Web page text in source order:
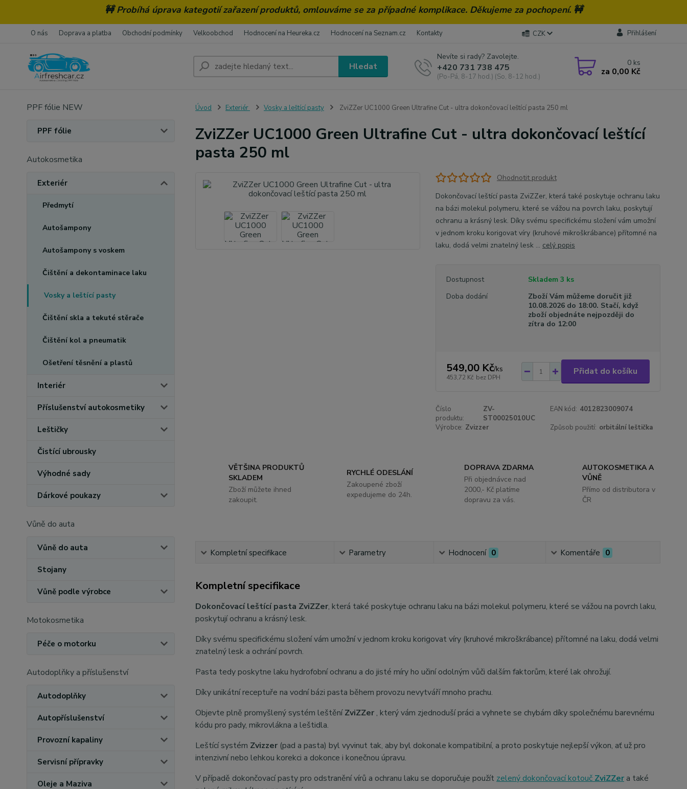
🚧 Probíhá úprava kategotií zařazení produktů, omlouváme se za případné komplikace. Děkujeme za pochopení. 🚧
O nás Doprava a platba Obchodní podmínky Velkoobchod Hodnocení na Heureka.cz Hodnocení na Seznam.cz Kontakty CZK Přihlášení
Hledat
Nevíte si rady? Zavolejte.
+420 731 738 475
(Po-Pá, 8-17 hod.) (So, 8-12 hod.)
0 ks
za 0,00 Kč
PPF fólie NEW
PPF fólie
Autokosmetika
Exteriér
Předmytí
Autošampony
Autošampony s voskem
Čištění a dekontaminace laku
Vosky a leštící pasty
Čištění skla a tekuté stěrače
Čištění kol a pneumatik
Ošetření těsnění a plastů
Interiér
Příslušenství autokosmetiky
Leštičky
Čistící ubrousky
Výhodné sady
Dárkové poukazy
Vůně do auta
Vůně do auta
Stojany
Vůně podle výrobce
Motokosmetika
Péče o motorku
Autodoplňky a příslušenství
Autodoplňky
Autopříslušenství
Provozní kapaliny
Servisní přípravky
Oleje a Maziva
Úvod Exteriér Vosky a leštící pasty ZviZZer UC1000 Green Ultrafine Cut - ultra dokončovací leštící pasta 250 ml
ZviZZer UC1000 Green Ultrafine Cut - ultra dokončovací leštící
pasta 250 ml
Ohodnotit produkt
Dokončovací leštící pasta ZviZZer, která také poskytuje ochranu laku
na bázi molekul polymeru, které se vážou na povrch laku, poskytují
ochranu a krásný lesk. Díky svému specifickému složení vám umožní
v jednom kroku korigovat víry (kruhové mikroškrábance) přítomné na
laku, dodá velmi znatelný lesk ... celý popis
Dostupnost
Skladem 3 ks
Doba dodání
Zboží Vám můžeme doručit již
10.08.2026 do 18:00. Stačí, když
zboží objednáte nejpozději do
zítra do 12:00
549,00 Kč/ks
453,72 Kč bez DPH
Přidat do košíku
Číslo
produktu:
ZV-
ST00025010UC
EAN kód: 4012823009074
Výrobce: Zvizzer Způsob použití: orbitální leštička
VĚTŠINA PRODUKTŮ
SKLADEM
Zboží můžete ihned
zakoupit.
RYCHLÉ ODESLÁNÍ
Zakoupené zboží
expedujeme do 24h.
DOPRAVA ZDARMA
Při objednávce nad
2000,- Kč platíme
dopravu za vás.
AUTOKOSMETIKA A
VŮNĚ
Přímo od distributora v
ČR
Kompletní specifikace Parametry Hodnocení 0 Komentáře 0
Kompletní specifikace
Dokončovací leštící pasta ZviZZer, která také poskytuje ochranu laku na bázi molekul polymeru, které se vážou na povrch laku,
poskytují ochranu a krásný lesk.
Díky svému specifickému složení vám umožní v jednom kroku korigovat víry (kruhové mikroškrábance) přítomné na laku, dodá velmi
znatelný lesk a ochrání povrch.
Pasta tedy poskytne laku hydrofobní ochranu a do jisté míry ho učiní odolným vůči dalším faktorům, které lak ohrožují.
Díky unikátní receptuře na vodní bázi pasta během provozu nevytváří mnoho prachu.
Objevte plně promyšlený systém leštěníZviZZer, který vám zjednoduší práci a vyhnete se chybám díky společnému barevnému
kódu pro pady, mikrovlákna a leštidla.
Leštící systém Zvizzer(pad a pasta) byl vyvinut tak, aby byl dokonale kompatibilní, a proto poskytuje nejlepší výkon, ať už pro
intenzivní nebo lehkou korekci a dokonce i konečnou úpravu.
V případě dokončovací pasty pro odstranění vírů a ochranu laku se doporučuje použít zelený dokončovací kotouč ZviZZera také